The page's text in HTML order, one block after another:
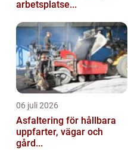
arbetsplatse...
06 juli 2026
Asfaltering för hållbara
uppfarter, vägar och
gård...